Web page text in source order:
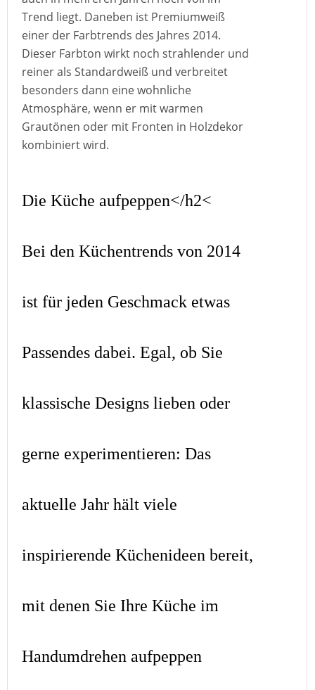
Trend liegt. Daneben ist Premiumweiß
einer der Farbtrends des Jahres 2014.
Dieser Farbton wirkt noch strahlender und
reiner als Standardweiß und verbreitet
besonders dann eine wohnliche
Atmosphäre, wenn er mit warmen
Grautönen oder mit Fronten in Holzdekor
kombiniert wird.
Die Küche aufpeppen</h2<
Bei den Küchentrends von 2014
ist für jeden Geschmack etwas
Passendes dabei. Egal, ob Sie
klassische Designs lieben oder
gerne experimentieren: Das
aktuelle Jahr hält viele
inspirierende Küchenideen bereit,
mit denen Sie Ihre Küche im
Handumdrehen aufpeppen